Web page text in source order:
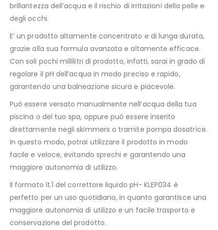
brillantezza dell’acqua e il rischio di irritazioni della pelle e
degli occhi.
E’ un prodotto altamente concentrato e di lunga durata,
grazie alla sua formula avanzata e altamente efficace.
Con soli pochi millilitri di prodotto, infatti, sarai in grado di
regolare il pH dell’acqua in modo preciso e rapido,
garantendo una balneazione sicura e piacevole.
Può essere versato manualmente nell’acqua della tua
piscina o del tuo spa, oppure può essere inserito
direttamente negli skimmers o tramite pompa dosatrice.
In questo modo, potrai utilizzare il prodotto in modo
facile e veloce, evitando sprechi e garantendo una
maggiore autonomia di utilizzo.
Il formato lt.1 del correttore liquido pH- KLEP034 è
perfetto per un uso quotidiano, in quanto garantisce una
maggiore autonomia di utilizzo e un facile trasporto e
conservazione del prodotto.